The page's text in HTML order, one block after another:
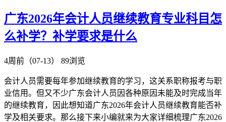
广东2026年会计人员继续教育专业科目怎
么补学？补学要求是什么
4周前（07-13） 89浏览
会计人员需要每年参加继续教育的学习，这关系职称报考与职
业信用。但又不少广东会计人员因各种原因未能及时完成当年
的继续教育，因此想知道广东2026年会计人员继续教育能否补
学及相关要求。那么接下来小编就来为大家详细梳理广东2026